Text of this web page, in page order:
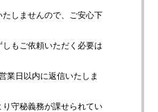
たしませんので、ご安心下
しもご依頼いただく必要は
業日以内に返信いたしま
り守秘義務が課せられてい